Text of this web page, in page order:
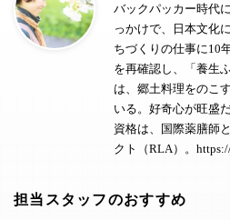
バックパッカー時代
っかけで、日本文化
ちづくりの仕事に10
を再確認し、
「養生
は、郷土料理をのこ
いる。好奇心が旺盛
資格は、国際薬膳師
クト（RLA）。
担当スタッフのおすすめ